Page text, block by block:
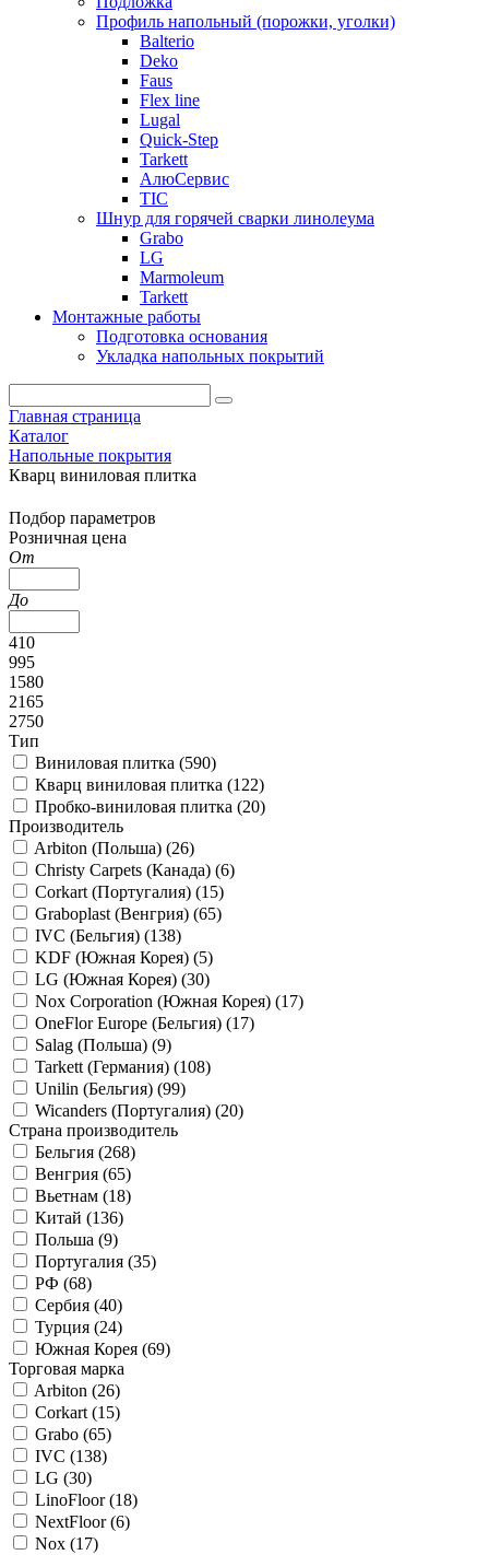
Профиль напольный (порожки, уголки)
Balterio
Deko
Faus
Flex line
Lugal
Quick-Step
Tarkett
АлюСервис
ТІС
Шнур для горячей сварки линолеума
Grabo
LG
Marmoleum
Tarkett
Монтажные работы
Подготовка основания
Укладка напольных покрытий
Главная страница
Каталог
Напольные покрытия
Кварц виниловая плитка
Подбор параметров
Розничная цена
От
До
410
995
1580
2165
2750
Тип
Виниловая плитка (590)
Кварц виниловая плитка (122)
Пробко-виниловая плитка (20)
Производитель
Arbiton (Польша) (26)
Christy Carpets (Канада) (6)
Corkart (Португалия) (15)
Graboplast (Венгрия) (65)
IVC (Бельгия) (138)
KDF (Южная Корея) (5)
LG (Южная Корея) (30)
Nox Corporation (Южная Корея) (17)
OneFlor Europe (Бельгия) (17)
Salag (Польша) (9)
Tarkett (Германия) (108)
Unilin (Бельгия) (99)
Wicanders (Португалия) (20)
Страна производитель
Бельгия (268)
Венгрия (65)
Вьетнам (18)
Китай (136)
Польша (9)
Португалия (35)
РФ (68)
Сербия (40)
Турция (24)
Южная Корея (69)
Торговая марка
Arbiton (26)
Corkart (15)
Grabo (65)
IVC (138)
LG (30)
LinoFloor (18)
NextFloor (6)
Nox (17)